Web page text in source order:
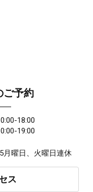
ご予約
18:00
19:00
月曜日、火曜日連休
ス